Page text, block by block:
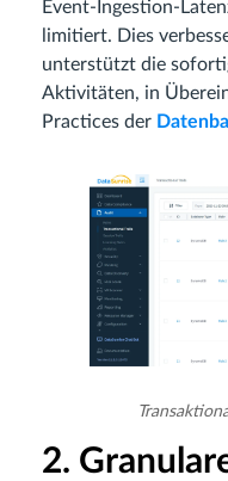
Event-Ingestion-
limitiert. Dies
unterstützt die
Aktivitäten, in
Practices der
2.